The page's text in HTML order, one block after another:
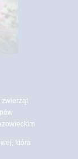
zwierząt
która